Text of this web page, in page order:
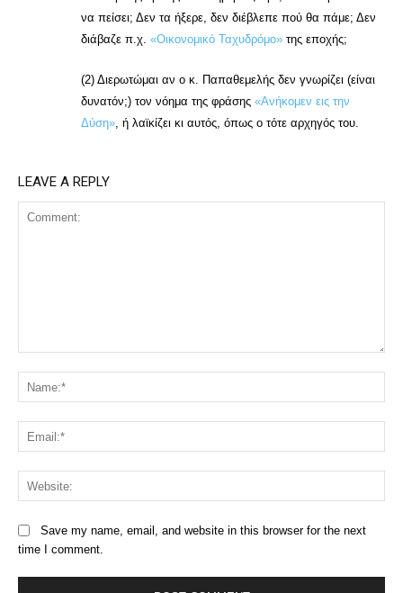
να πείσει; Δεν τα ήξερε, δεν διέβλεπε πού θα πάμε; Δεν
διάβαζε π.χ. «Οικονομικό Ταχυδρόμο» της εποχής;
(2) Διερωτώμαι αν ο κ. Παπαθεμελής δεν γνωρίζει (είναι
δυνατόν;) τον νόημα της φράσης «Ανήκομεν εις την
Δύση», ή λαϊκίζει κι αυτός, όπως ο τότε αρχηγός του.
LEAVE A REPLY
Save my name, email, and website in this browser for the next
time I comment.